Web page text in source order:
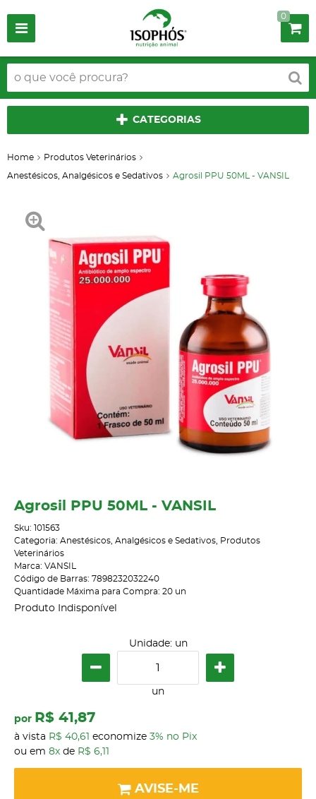
0
CATEGORIAS
Home Produtos Veterinários
Anestésicos, Analgésicos e Sedativos Agrosil PPU 50ML - VANSIL
Agrosil PPU 50ML - VANSIL
Sku: 101563
Categoria: Anestésicos, Analgésicos e Sedativos
Produtos
Veterinários
Marca: VANSIL
Código de Barras: 7898232032240
Quantidade Máxima para Compra: 20 un
Produto Indisponível
Unidade: un
un
por R$ 41,87
à vista R$ 40,61 economize 3% no Pix
ou em 8x de R$ 6,11
AVISE-ME